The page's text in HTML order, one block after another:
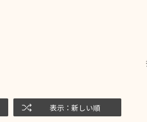
表示：新しい順